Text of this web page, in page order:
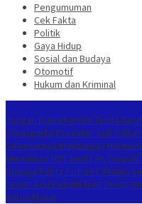
Pengumuman
Cek Fakta
Politik
Gaya Hidup
Sosial dan Budaya
Otomotif
Hukum dan Kriminal
Jangan Diabaikan! Ini Tanda-
Diwaspadai Provider Jadi Istilah
Sebenarnya Maknanya?
Meriahkan HUT ke-81 RI,
Budaya Pelita Putra FC Melaju
Lewat Adu Penalti Tren Dress
Harus Mahal